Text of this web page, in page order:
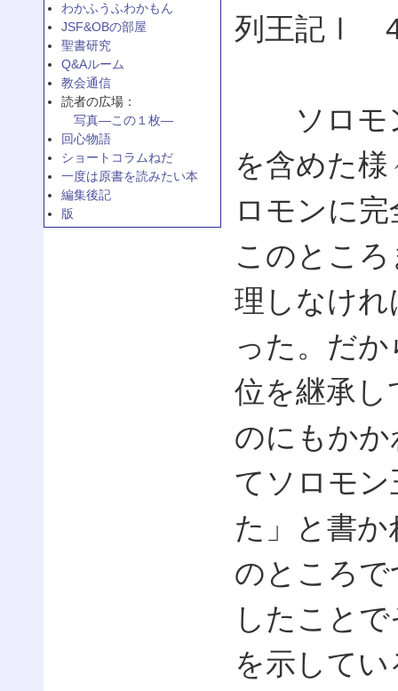
わかふうふわかもん
JSF&OBの部屋
聖書研究
Q&Aルーム
教会通信
読者の広場：
写真—この１枚—
回心物語
ショートコラムねだ
一度は原書を読みたい本
編集後記
版
列王記Ⅰ
ソロモン
を含めた
ロモンに
このとこ
理しなけ
った。だ
位を継承
のにもか
てソロモ
た」と書
のところ
したこと
を示して